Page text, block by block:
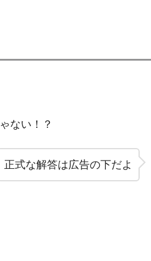
ない！？
正式な解答は広告の下だよ